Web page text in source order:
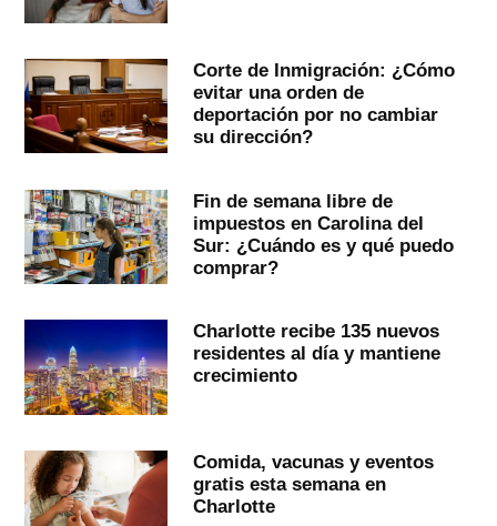
Corte de Inmigración: ¿Cómo
evitar una orden de
deportación por no cambiar
su dirección?
Fin de semana libre de
impuestos en Carolina del
Sur: ¿Cuándo es y qué puedo
comprar?
Charlotte recibe 135 nuevos
residentes al día y mantiene
crecimiento
Comida, vacunas y eventos
gratis esta semana en
Charlotte